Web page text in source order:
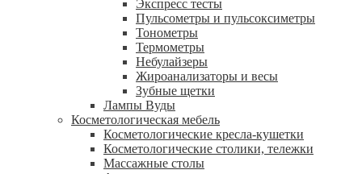
Экспресс тесты
Пульсометры и пульсоксиметры
Тонометры
Термометры
Небулайзеры
Жироанализаторы и весы
Зубные щетки
Лампы Вуды
Косметологическая мебель
Косметологические кресла-кушетки
Косметологические столики, тележки
Массажные столы